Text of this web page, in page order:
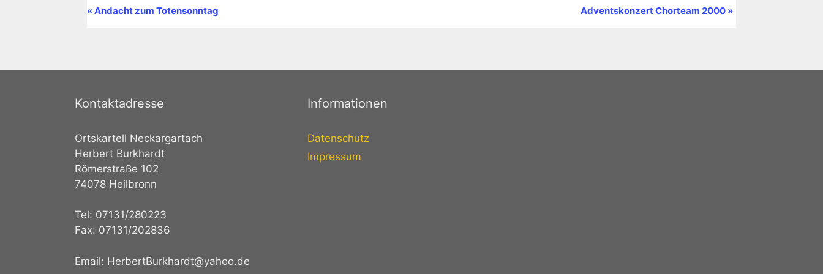
V
n
t
t
u
n
g
N
a
i
«Andacht zum Totensonntag Adventskonzert Chorteam 2000 »
Kontaktadresse
Ortskartell Neckargartach
Herbert Burkhardt
Römerstraße 102
74078 Heilbronn
Tel: 07131/280223
Fax: 07131/202836
Email: HerbertBurkhardt@yahoo.de
Informationen
Datenschutz
Impressum